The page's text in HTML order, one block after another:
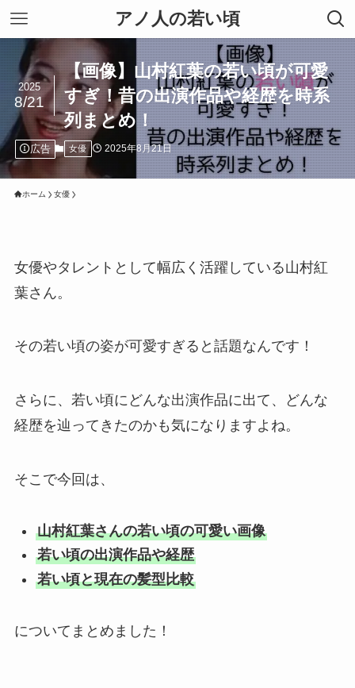
アノ人の若い頃
【画像】山村紅葉の若い頃が可愛
すぎ！昔の出演作品や経歴を時系
列まとめ！
2025
8/21
広告 女優 2025年8月21日
ホーム 女優
女優やタレントとして幅広く活躍している山村紅
葉さん。
その若い頃の姿が可愛すぎると話題なんです！
さらに、若い頃にどんな出演作品に出て、どんな
経歴を辿ってきたのかも気になりますよね。
そこで今回は、
山村紅葉さんの若い頃の可愛い画像
若い頃の出演作品や経歴
若い頃と現在の髪型比較
についてまとめました！